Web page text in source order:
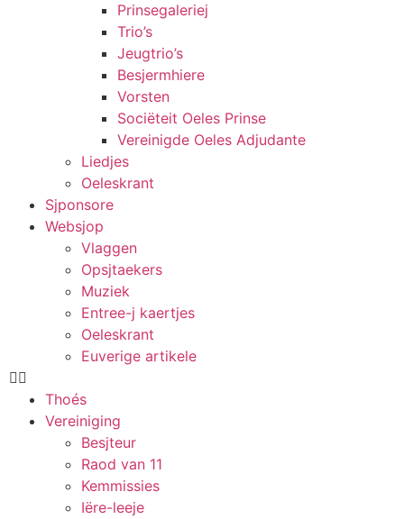
Prinsegaleriej
Trio’s
Jeugtrio’s
Besjermhiere
Vorsten
Sociëteit Oeles Prinse
Vereinigde Oeles Adjudante
Liedjes
Oeleskrant
Sjponsore
Websjop
Vlaggen
Opsjtaekers
Muziek
Entree-j kaertjes
Oeleskrant
Euverige artikele
Thoés
Vereiniging
Besjteur
Raod van 11
Kemmissies
Iëre-leeje